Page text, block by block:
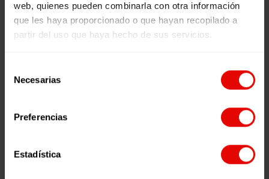
web, quienes pueden combinarla con otra información
que les haya proporcionado o que hayan recopilado a
partir del uso que haya hecho de sus servicios.
Necesarias
Preferencias
Estadística
¿Te ha gustado? Compártelo.
Buscador